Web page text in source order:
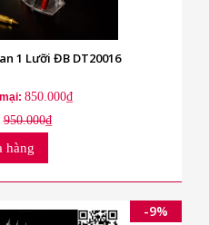
1 Lưỡi ĐB DT20016
850.000₫
950.000₫
hàng
-9%